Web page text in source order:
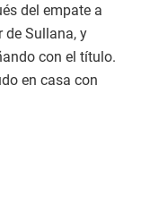
del empate a
de Sullana, y
con el título.
en casa con